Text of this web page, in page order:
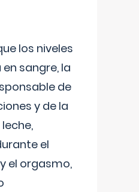
los niveles
sangre, la
de
y de la
el
el orgasmo,